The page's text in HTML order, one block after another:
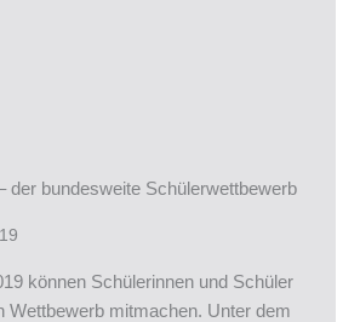
der bundesweite Schülerwettbewerb
können Schülerinnen und Schüler
Wettbewerb mitmachen. Unter dem